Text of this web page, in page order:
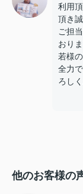
利用
頂き
ご担
おりま
若様
全力
ろし
他のお客様の